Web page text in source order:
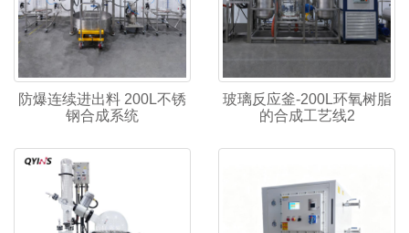
防爆连续进出料 200L不锈
钢合成系统
玻璃反应釜-200L环氧树脂
的合成工艺线2